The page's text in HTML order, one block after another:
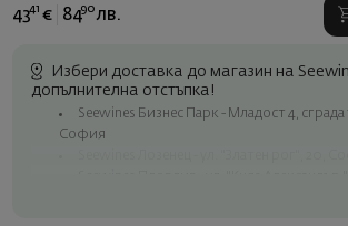
4341 € 8490 лв.
Избери доставка до магазин на
допълнителна отстъпка!
Seewines Бизнес Парк - Младост 4, сграда
София
Seewines Пловдив - ул. "Княз Александър